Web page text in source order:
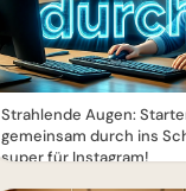
Strahlende Augen:
gemeinsam durch ins
super für Instagram!